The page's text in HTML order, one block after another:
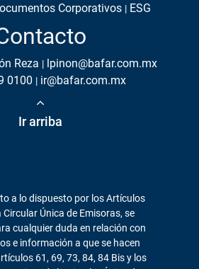
Corporativos ESG
Reza
lpinon@bafar.com.mx
0100
ir@bafar.com.mx
Ir arriba
a lo dispuesto por los Artículos
Circular Única de Emisoras, se
cualquier duda en relación con
e información a que se hacen
61, 69, 73, 84, 84 Bis y los